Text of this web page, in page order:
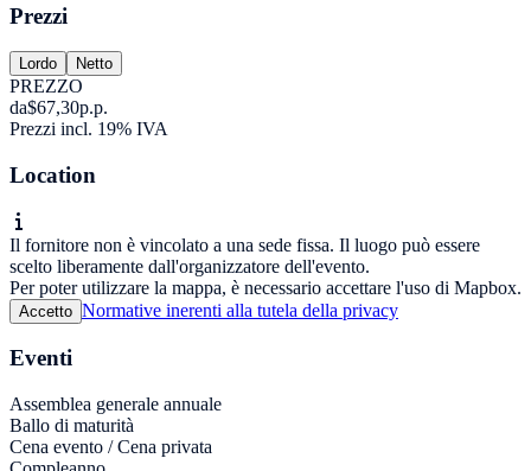
Prezzi
Lordo Netto
PREZZO
da$67,30p.p.
Prezzi incl. 19% IVA
Location
Il fornitore non è vincolato a una sede fissa. Il luogo può essere
scelto liberamente dall'organizzatore dell'evento.
Per poter utilizzare la mappa, è necessario accettare l'uso di Mapbox.
Accetto Normative inerenti alla tutela della privacy
Eventi
Assemblea generale annuale
Ballo di maturità
Cena evento / Cena privata